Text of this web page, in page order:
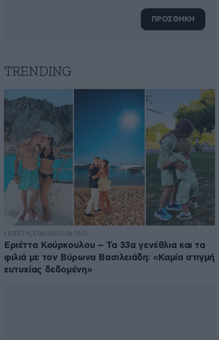
ΠΡΟΣΘΗΚΗ
TRENDING
LIFESTYLE08·08·2026 19:12
Εριέττα Κούρκουλου – Τα 33α γενέθλια και τα
φιλιά με τον Βύρωνα Βασιλειάδη: «Καμία στιγμή
ευτυχίας δεδομένη»